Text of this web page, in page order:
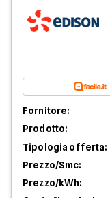
Fornitore:
Prodotto:
Tipologia offerta:
Prezzo/Smc:
Prezzo/kWh: